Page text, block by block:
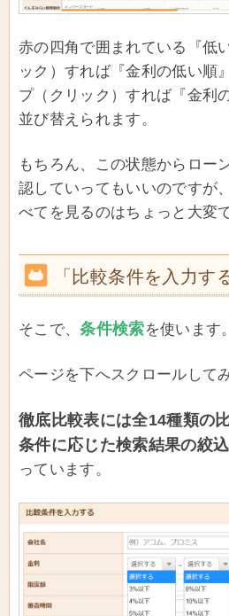
赤の四角で囲まれている『低
ック）すれば『金利の低い順
プ（クリック）すれば『金利
並び替えられます。
もちろん、この状態からロー
認していってもいいのですが
べてを見るのはちょっと大変
「比較条件を入力す
そこで、条件検索を使います。
ページを下へスクロールして
徹底比較表には全14種類の
条件に応じた検索結果の絞
っています。